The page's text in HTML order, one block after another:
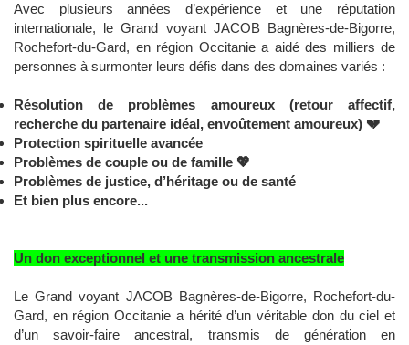
Avec plusieurs années d’expérience et une réputation
internationale, le Grand voyant JACOB Bagnères-de-Bigorre,
Rochefort-du-Gard, en région Occitanie a aidé des milliers de
personnes à surmonter leurs défis dans des domaines variés :
Résolution de problèmes amoureux (retour affectif,
recherche du partenaire idéal, envoûtement amoureux) 💔
Protection spirituelle avancée
Problèmes de couple ou de famille 💖
Problèmes de justice, d’héritage ou de santé
Et bien plus encore...
Un don exceptionnel et une transmission ancestrale
Le Grand voyant JACOB Bagnères-de-Bigorre, Rochefort-du-
Gard, en région Occitanie a hérité d’un véritable don du ciel et
d’un savoir-faire ancestral, transmis de génération en